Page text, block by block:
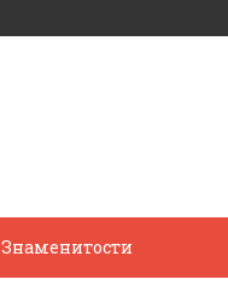
Знаменитости